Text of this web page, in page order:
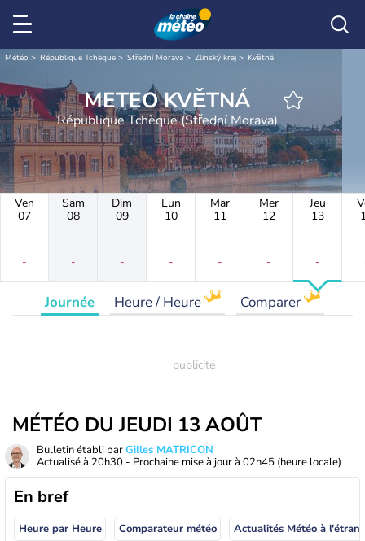
Météo République Tchèque Střední Morava Zlínský kraj Květná
METEO KVĚTNÁ
République Tchèque (Střední Morava)
Ven
07
-
-
Sam
08
-
-
Dim
09
-
-
Lun
10
-
-
Mar
11
-
-
Mer
12
-
-
Jeu
13
-
-
Journée Heure / Heure Comparer
MÉTÉO DU JEUDI 13 AOÛT
Bulletin établi parGilles MATRICON
Actualisé à 20h30 - Prochaine mise à jour à 02h45 (heure locale)
En bref
Heure par Heure Comparateur météo